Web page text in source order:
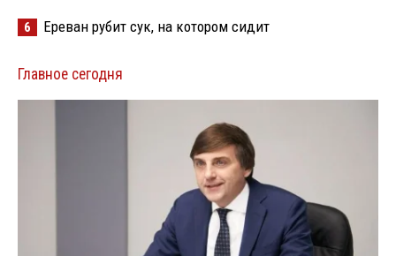
6 Ереван рубит сук, на котором сидит
Главное сегодня